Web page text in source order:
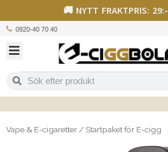
🚚 NYTT FRAKTPRIS: 29:-
0920-40 70 40
Vape & E-cigaretter / Startpaket för E-cigg